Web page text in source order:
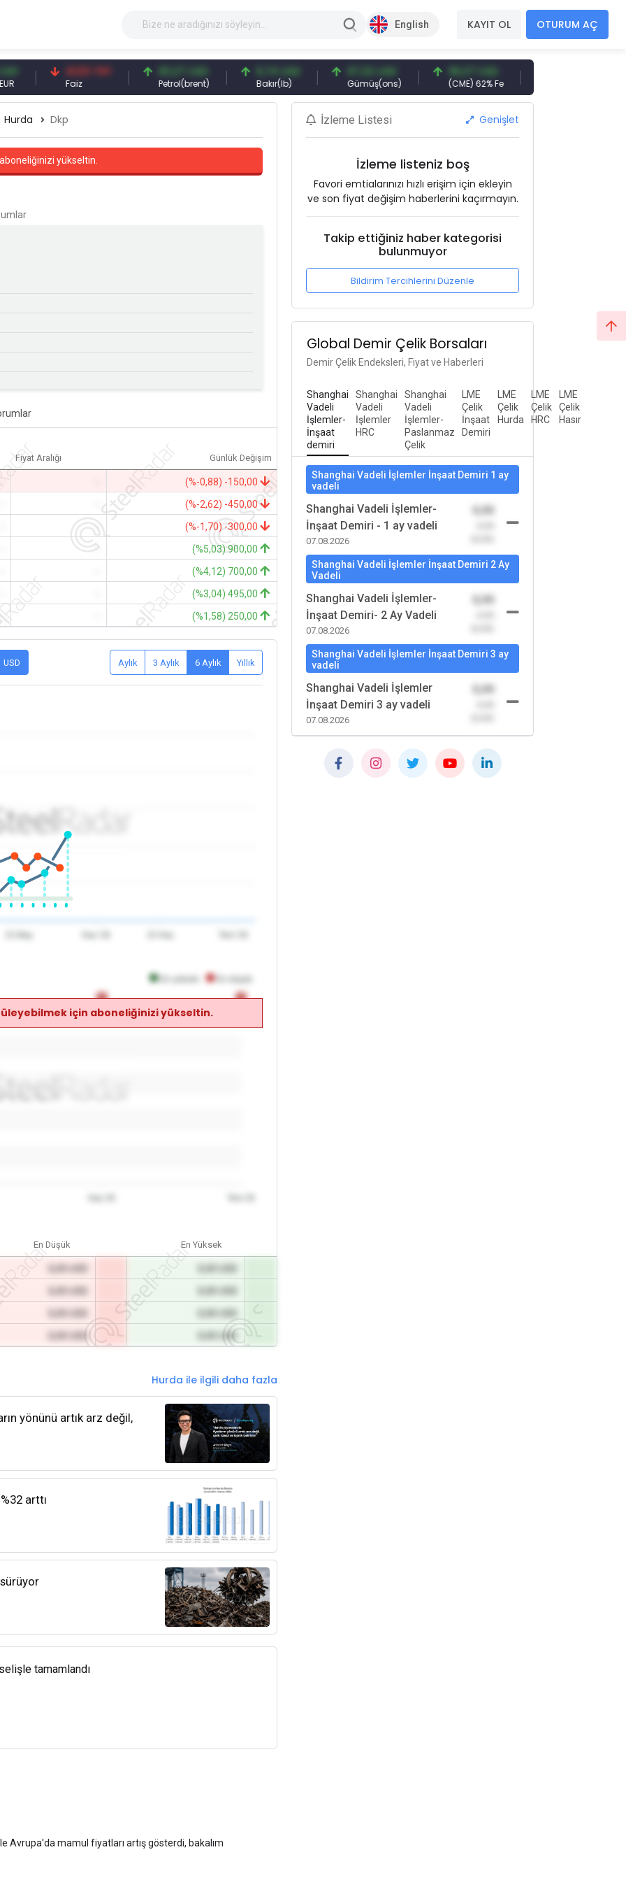
English KAYIT OL OTURUM AÇ
41,53 TRY 83,27 USD
Petrol(brent)
6,74 USD
Bakır(lb)
97,32 USD
Gümüş(ons)
96,27 USD
(CME) 62% Fe
Hurda Dkp
yükseltin.
Fiyat Aralığı Günlük Değişim
(%-0,88) -150,00
(%-2,62) -450,00
-
(%-1,70) -300,00
-
(%5,03) 900,00
(%4,12) 700,00
(%3,04) 495,00
- (%1,58) 250,00
USD Aylık 3 Aylık 6 Aylık Yıllık
için aboneliğinizi yükseltin.
0 0
0 0
En Düşük En Yüksek
0,00 USD
Hurda ile ilgili daha fazla
yönünü artık arz değil,
arttı
tamamlandı
Avrupa'da mamul fiyatları artış gösterdi, bakalım
İzleme Listesi Genişlet
İzleme listeniz boş
Favori emtialarınızı hızlı erişim için ekleyin
ve son fiyat değişim haberlerini kaçırmayın.
Takip ettiğiniz haber kategorisi
bulunmuyor
Bildirim Tercihlerini Düzenle
Global Demir Çelik Borsaları
Demir Çelik Endeksleri, Fiyat ve Haberleri
Shanghai
Vadeli
İşlemler-
İnşaat
demiri
Shanghai
Vadeli
İşlemler
HRC
Shanghai
Vadeli
İşlemler-
Paslanmaz
Çelik
LME
Çelik
İnşaat
Demiri
LME
Çelik
Hurda
LME
Çelik
HRC
LME
Çelik
Hasır
Shanghai Vadeli İşlemler İnşaat Demiri 1 ay
vadeli
Shanghai Vadeli İşlemler-
İnşaat Demiri - 1 ay vadeli
07.08.2026
Shanghai Vadeli İşlemler İnşaat Demiri 2 Ay
Vadeli
Shanghai Vadeli İşlemler-
İnşaat Demiri- 2 Ay Vadeli
07.08.2026
Shanghai Vadeli İşlemler İnşaat Demiri 3 ay
vadeli
Shanghai Vadeli İşlemler
İnşaat Demiri 3 ay vadeli
07.08.2026